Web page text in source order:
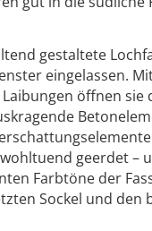
gestaltete
eingelassen.
öffnen sie
geerdet –
Farbtöne der
Sockel und den